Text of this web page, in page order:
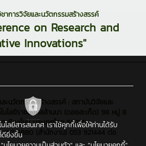
าการวิจัยและนวัตกรรมสร้างสรรค์
on Research and
Innovations"
ะนวัตกรรมสร้างสรรค์ : สถาบันวิจัยและ
โลยีราชมงคลล้านนา (ดอยสะเก็ด) 98 หมู่ 8
เชียงใหม่ ประเทศไทย 50220
6880 (สำนักงาน) 053 921444 ต่อ
โลยีสารสนเทศ เราใช้คุกกี้เพื่อให้ท่านได้รับ
ดียิ่งขึ้น